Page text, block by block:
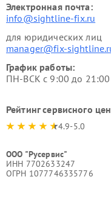
Электронная почта:
info@sightline-fix.ru
для юридических лиц
manager@fix-
График работы:
ПН-ВСК с 9:00 до
Рейтинг сервисного
4.9-5.0
ООО "Русервис"
ИНН 7702633247
ОГРН 1077746335776